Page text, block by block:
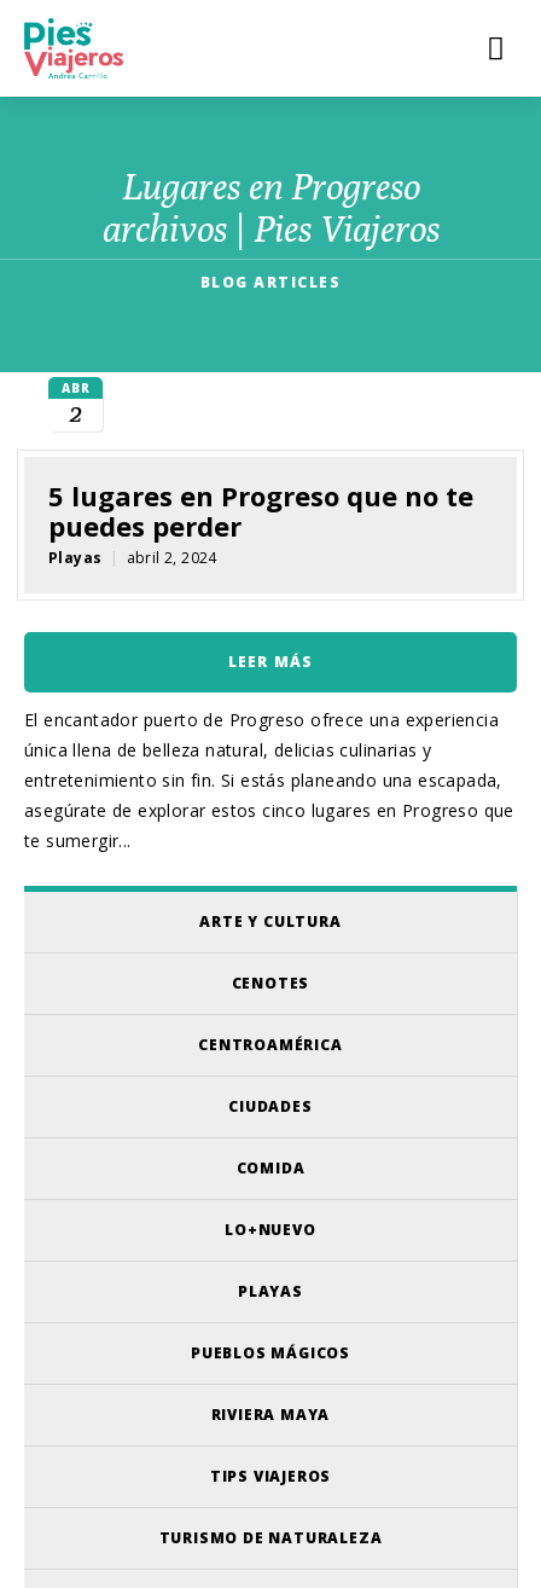
Lugares en Progreso
archivos | Pies Viajeros
BLOG ARTICLES
ABR
2
5 lugares en Progreso que no te
puedes perder
Playas | abril 2, 2024
LEER MÁS
El encantador puerto de Progreso ofrece una experiencia
única llena de belleza natural, delicias culinarias y
entretenimiento sin fin. Si estás planeando una escapada,
asegúrate de explorar estos cinco lugares en Progreso que
te sumergir...
ARTE Y CULTURA
CENOTES
CENTROAMÉRICA
CIUDADES
COMIDA
LO+NUEVO
PLAYAS
PUEBLOS MÁGICOS
RIVIERA MAYA
TIPS VIAJEROS
TURISMO DE NATURALEZA